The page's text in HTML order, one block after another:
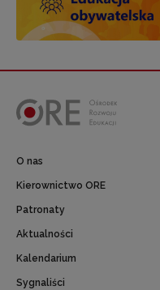
O nas
Kierownictwo ORE
Patronaty
Aktualności
Kalendarium
Sygnaliści